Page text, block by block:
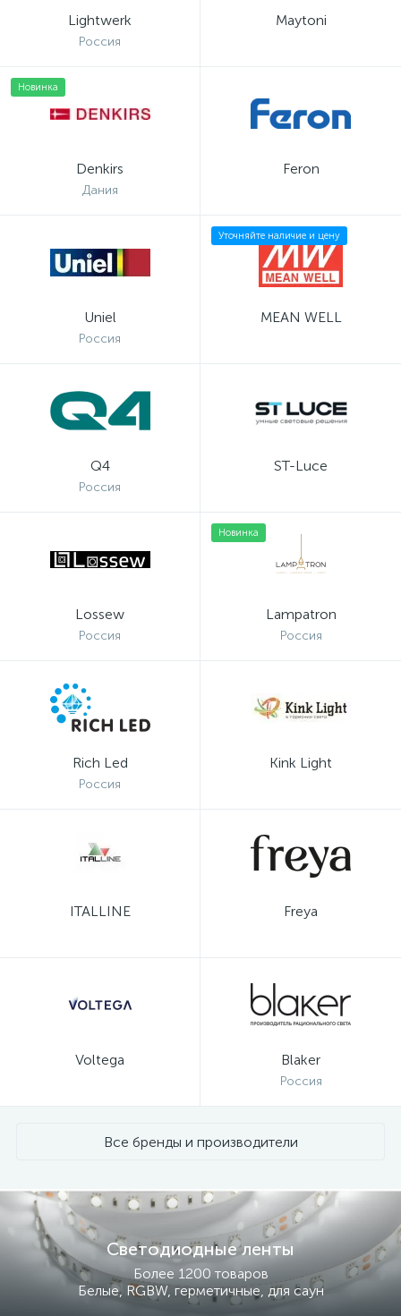
Lightwerk
Россия
Maytoni
Новинка
Denkirs
Дания
Feron
Uniel
Россия
Уточняйте наличие и цену
MEAN WELL
Q4
Россия
ST-Luce
Lossew
Россия
Новинка
Lampatron
Россия
Rich Led
Россия
Kink Light
ITALLINE Freya
Voltega Blaker
Россия
Все бренды и производители
Светодиодные ленты
Более 1200 товаров
Белые, RGBW, герметичные, для саун